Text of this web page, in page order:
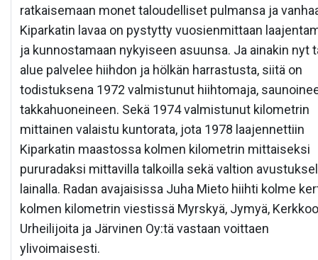
ratkaisemaan monet taloudelliset pulmansa ja
Kiparkatin lavaa on pystytty vuosienmittaan
ja kunnostamaan nykyiseen asuunsa. Ja ainakin nyt
alue palvelee hiihdon ja hölkän harrastusta, siitä on
todistuksena 1972 valmistunut hiihtomaja,
takkahuoneineen. Sekä 1974 valmistunut kilometrin
mittainen valaistu kuntorata, jota 1978 laajennettiin
Kiparkatin maastossa kolmen kilometrin mittaiseksi
pururadaksi mittavilla talkoilla sekä valtion
lainalla. Radan avajaisissa Juha Mieto hiihti kolme
kolmen kilometrin viestissä Myrskyä, Jymyä,
Urheilijoita ja Järvinen Oy:tä vastaan voittaen
ylivoimaisesti.